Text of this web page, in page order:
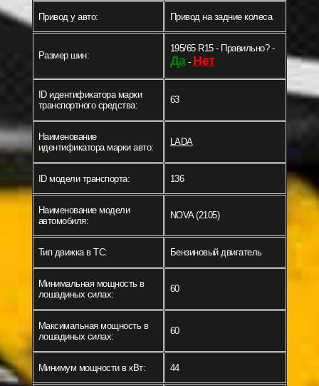
Привод у авто: Привод на задние колеса
Размер шин:
195/65 R15 - Правильно? -
Да- Нет
ID идентификатора марки
транспортного средства:
63
Наименование
идентификатора марки авто:
LADA
ID модели транспорта: 136
Наименование модели
автомобиля:
NOVA (2105)
Тип движка в ТС: Бензиновый двигатель
Минимальная мощность в
лошадиных силах:
60
Максимальная мощность в
лошадиных силах:
60
Минимум мощности в кВт: 44